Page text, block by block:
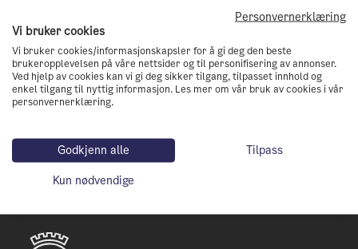
Forrige Neste
Personvernerklæring
Vi bruker cookies
Vi bruker cookies/informasjonskapsler for å gi deg den beste
brukeropplevelsen på våre nettsider og til personifisering av annonser.
Ved hjelp av cookies kan vi gi deg sikker tilgang, tilpasset innhold og
enkel tilgang til nyttig informasjon. Les mer om vår bruk av cookies i vår
personvernerklæring.
Godkjenn alle
Tilpass
Kun nødvendige